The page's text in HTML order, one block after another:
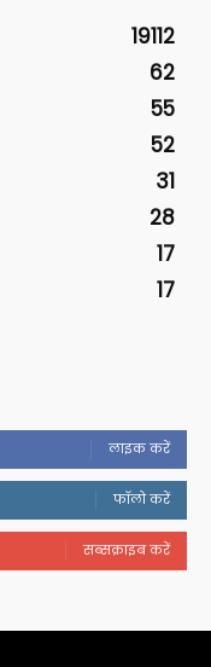
19112
62
55
52
31
28
17
17
लाइक करें
फॉलो करें
सब्सक्राइब करें